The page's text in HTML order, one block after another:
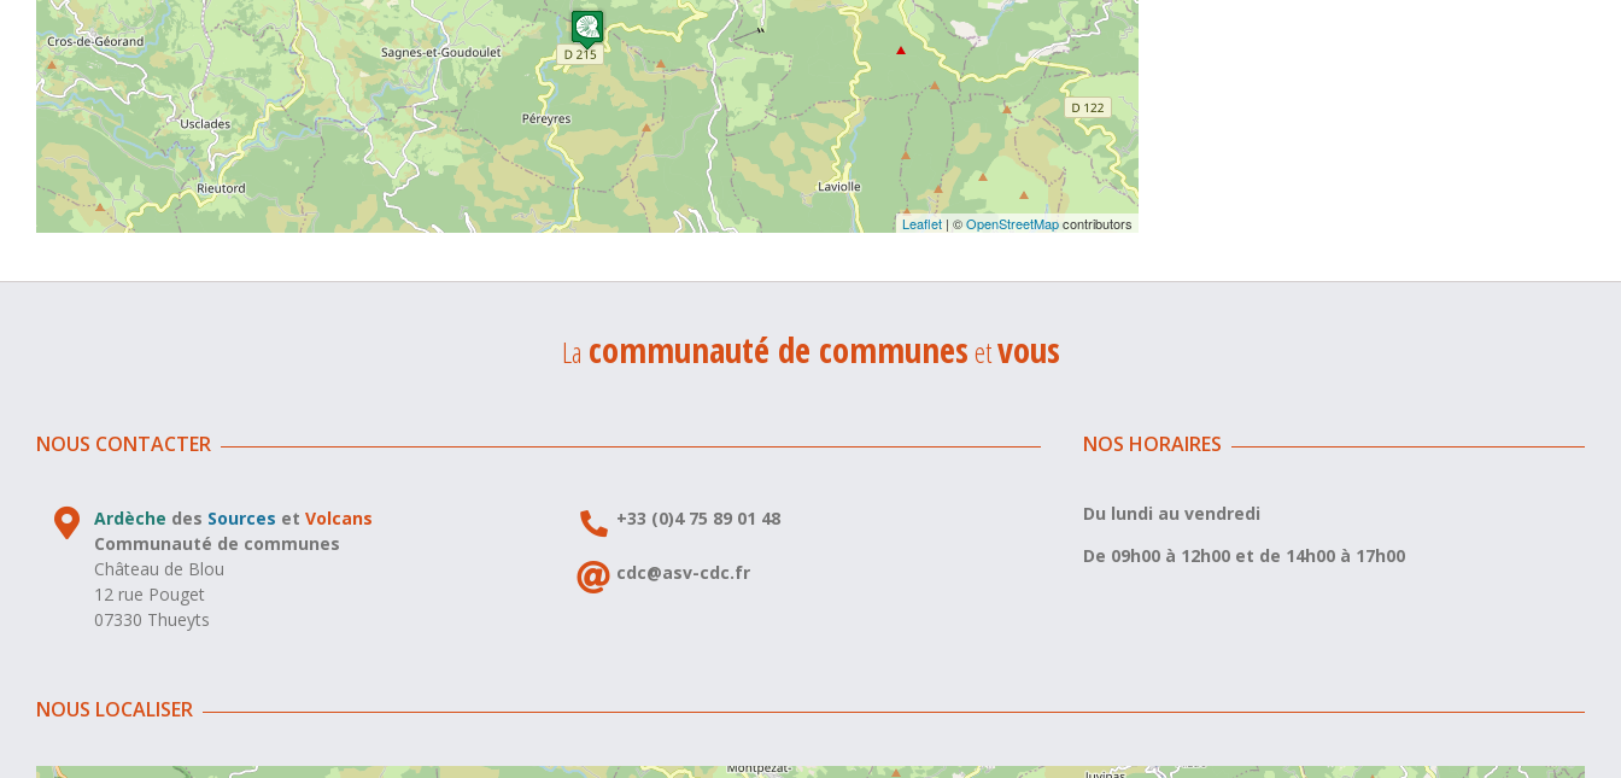
Leaflet| ©OpenStreetMapcontributors
La communauté de communesetvous
NOUS CONTACTER
Ardèche des Sources etVolcans
Communauté de communes
Château de Blou
12 rue Pouget
07330 Thueyts
+33 (0)4 75 89 01 48
cdc@asv-cdc.fr
NOS HORAIRES
Du lundi au vendredi
De 09h00 à 12h00 et de 14h00 à 17h00
NOUS LOCALISER